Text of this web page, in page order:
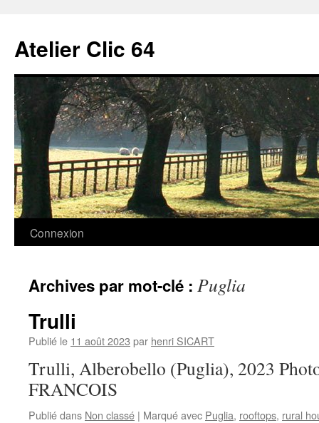
contenu
Atelier Clic 64
Connexion
Archives par mot-clé : Puglia
Trulli
Publié le 11 août 2023 par henri SICART
Trulli, Alberobello (Puglia), 2023
FRANCOIS
Publié dans Non classé | Marqué avec Puglia, rooftops, rural